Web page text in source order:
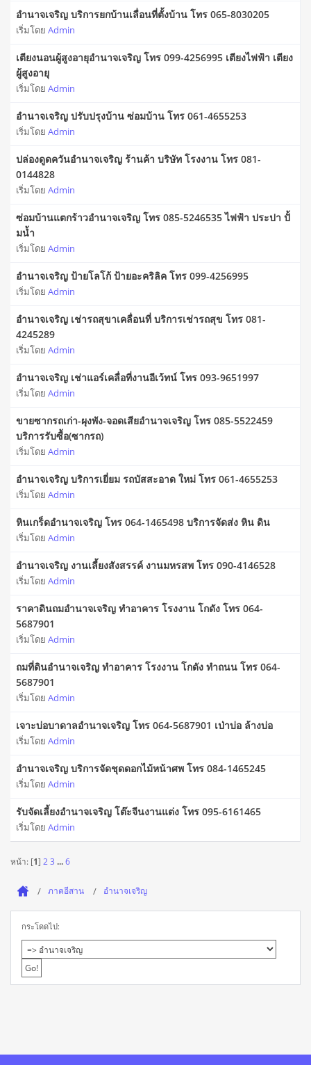
อำนาจเจริญ บริการยกบ้านเลื่อนที่ตั้งบ้าน โทร 065-8030205
เริ่มโดย Admin
เตียงนอนผู้สูงอายุอำนาจเจริญ โทร 099-4256995 เตียงไฟฟ้า เตียง
ผู้สูงอายุ
เริ่มโดย Admin
อำนาจเจริญ ปรับปรุงบ้าน ซ่อมบ้าน โทร 061-4655253
เริ่มโดย Admin
ปล่องดูดควันอำนาจเจริญ ร้านค้า บริษัท โรงงาน โทร 081-
0144828
เริ่มโดย Admin
ซ่อมบ้านแตกร้าวอำนาจเจริญ โทร 085-5246535 ไฟฟ้า ประปา ปั้
มน้ำ
เริ่มโดย Admin
อำนาจเจริญ ป้ายโลโก้ ป้ายอะคริลิค โทร 099-4256995
เริ่มโดย Admin
อำนาจเจริญ เช่ารถสุขาเคลื่อนที่ บริการเช่ารถสุข โทร 081-
4245289
เริ่มโดย Admin
อำนาจเจริญ เช่าแอร์เคลื่อที่งานอีเว้ทน์ โทร 093-9651997
เริ่มโดย Admin
ขายซากรถเก่า-ผุงพัง-จอดเสียอำนาจเจริญ โทร 085-5522459
บริการรับซื้อ(ซากรถ)
เริ่มโดย Admin
อำนาจเจริญ บริการเยี่ยม รถบัสสะอาด ใหม่ โทร 061-4655253
เริ่มโดย Admin
หินเกร็ดอำนาจเจริญ โทร 064-1465498 บริการจัดส่ง หิน ดิน
เริ่มโดย Admin
อำนาจเจริญ งานเลี้ยงสังสรรค์ งานมหรสพ โทร 090-4146528
เริ่มโดย Admin
ราคาดินถมอำนาจเจริญ ทำอาคาร โรงงาน โกดัง โทร 064-
5687901
เริ่มโดย Admin
ถมที่ดินอำนาจเจริญ ทำอาคาร โรงงาน โกดัง ทำถนน โทร 064-
5687901
เริ่มโดย Admin
เจาะบ่อบาดาลอำนาจเจริญ โทร 064-5687901 เป่าบ่อ ล้างบ่อ
เริ่มโดย Admin
อำนาจเจริญ บริการจัดชุดดอกไม้หน้าศพ โทร 084-1465245
เริ่มโดย Admin
รับจัดเลี้ยงอำนาจเจริญ โต๊ะจีนงานแต่ง โทร 095-6161465
เริ่มโดย Admin
หน้า: [1] 23 ...6
ภาคอีสาน อำนาจเจริญ
กระโดดไป: